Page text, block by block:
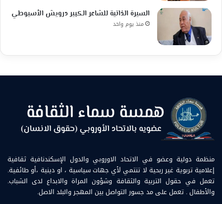
السيرة الذاتية للشاعر الكبير درويش الأسيوطي
منذ يوم واحد
منظمة دولية وعضو في الاتحاد الاوروبي والدول الإسكندنافية ثقافية
إعلامية تربوية غير ربحية لا تنتمي لأي جهات سياسية ، او دينية ،أو طائفية.
تعمل في حقول التربية والثقافة وشؤون المراة والابداع لدى الشباب.
والأطفال . تعمل على مد جسور التواصل بين المهجر والبلد الاصل.